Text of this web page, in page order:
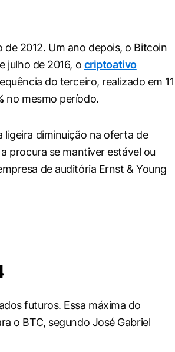
2012. Um ano depois, o Bitcoin
julho de 2016, o criptoativo
do terceiro, realizado em 11
no mesmo período.
ligeira diminuição na oferta de
procura se mantiver estável ou
de auditória Ernst & Young
futuros. Essa máxima do
o BTC, segundo José Gabriel